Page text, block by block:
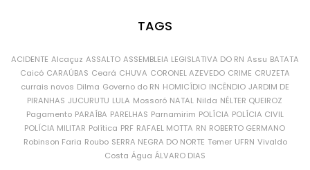
TAGS
ACIDENTE Alcaçuz ASSALTO ASSEMBLEIA LEGISLATIVA DO RN Assu BATATA
Caicó CARAÚBAS Ceará CHUVA CORONEL AZEVEDO CRIME CRUZETA
currais novos Dilma Governo do RN HOMICÍDIO INCÊNDIO JARDIM DE
PIRANHAS JUCURUTU LULA Mossoró NATAL Nilda NÉLTER QUEIROZ
Pagamento PARAÍBA PARELHAS Parnamirim POLÍCIA POLÍCIA CIVIL
POLÍCIA MILITAR Política PRF RAFAEL MOTTA RN ROBERTO GERMANO
Robinson Faria Roubo SERRA NEGRA DO NORTE Temer UFRN Vivaldo
Costa Água ÁLVARO DIAS